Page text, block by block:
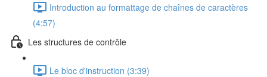
Introduction au formattage de chaînes de caractères
(4:57)
Les structures de contrôle
Le bloc d'instruction (3:39)